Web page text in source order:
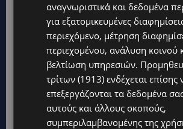
αναγνωριστικά και δεδομένα
για εξατομικευμένες
περιεχόμενο, μέτρηση
περιεχομένου, ανάλυση κοινού
βελτίωση υπηρεσιών.
τρίτων (1913) ενδέχεται επίσης
επεξεργάζονται τα δεδομένα
αυτούς και άλλους σκοπούς,
συμπεριλαμβανομένης της